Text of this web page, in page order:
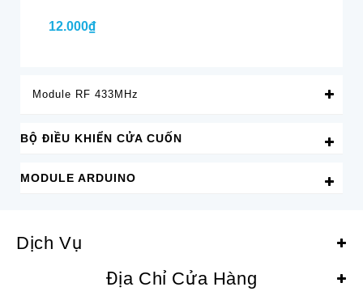
12.000₫
Module RF 433MHz
BỘ ĐIỀU KHIỂN CỬA CUỐN
MODULE ARDUINO
Dịch Vụ
Địa Chỉ Cửa Hàng